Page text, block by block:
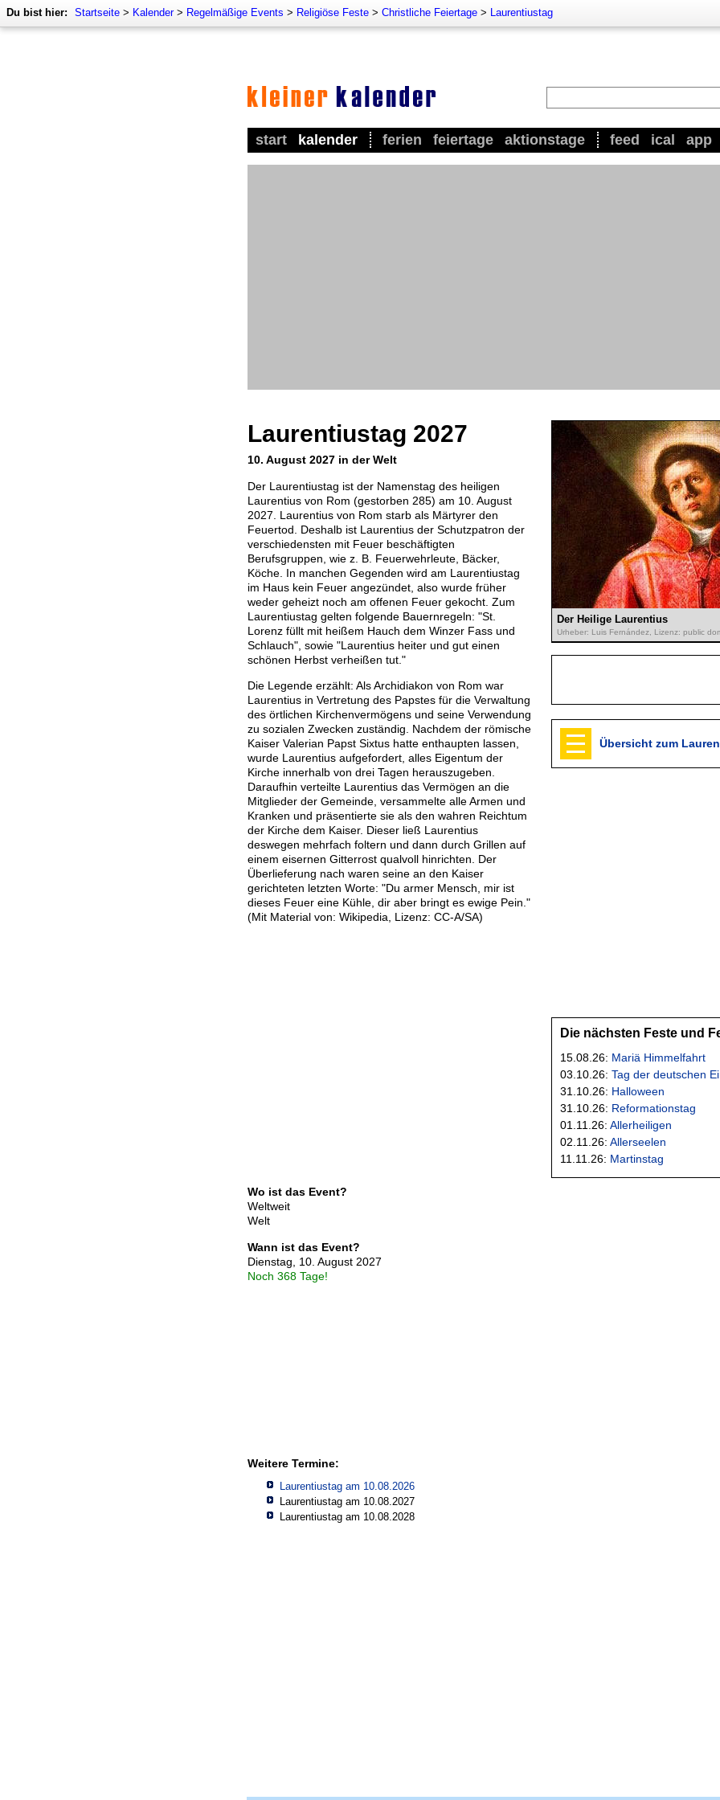
Du bist hier: Startseite > Kalender> Regelmäßige Events > Religiöse Feste > Christliche Feiertage > Laurentiustag
start kalender ferien feiertage aktionstage feed ical app
Laurentiustag 2027
10. August 2027 in der Welt
Der Heilige Laurentius
Urheber: Luis Fernández, Lizenz: public
Der Laurentiustag ist der Namenstag des heiligen
Laurentius von Rom (gestorben 285) am 10. August
2027. Laurentius von Rom starb als Märtyrer den
Feuertod. Deshalb ist Laurentius der Schutzpatron der
verschiedensten mit Feuer beschäftigten
Berufsgruppen, wie z. B. Feuerwehrleute, Bäcker,
Köche. In manchen Gegenden wird am Laurentiustag
im Haus kein Feuer angezündet, also wurde früher
weder geheizt noch am offenen Feuer gekocht. Zum
Laurentiustag gelten folgende Bauernregeln: "St.
Lorenz füllt mit heißem Hauch dem Winzer Fass und
Schlauch", sowie "Laurentius heiter und gut einen
schönen Herbst verheißen tut."
Die Legende erzählt: Als Archidiakon von Rom war
Laurentius in Vertretung des Papstes für die Verwaltung
des örtlichen Kirchenvermögens und seine Verwendung
zu sozialen Zwecken zuständig. Nachdem der römische
Kaiser Valerian Papst Sixtus hatte enthaupten lassen,
wurde Laurentius aufgefordert, alles Eigentum der
Kirche innerhalb von drei Tagen herauszugeben.
Daraufhin verteilte Laurentius das Vermögen an die
Mitglieder der Gemeinde, versammelte alle Armen und
Kranken und präsentierte sie als den wahren Reichtum
der Kirche dem Kaiser. Dieser ließ Laurentius
deswegen mehrfach foltern und dann durch Grillen auf
einem eisernen Gitterrost qualvoll hinrichten. Der
Überlieferung nach waren seine an den Kaiser
gerichteten letzten Worte: "Du armer Mensch, mir ist
dieses Feuer eine Kühle, dir aber bringt es ewige Pein."
(Mit Material von: Wikipedia, Lizenz: CC-A/SA)
Wo ist das Event?
Weltweit
Welt
Wann ist das Event?
Dienstag, 10. August 2027
Noch 368 Tage!
Weitere Termine:
Laurentiustag am 10.08.2026
Laurentiustag am 10.08.2027
Laurentiustag am 10.08.2028
Übersicht zum
Die nächsten Feste und
15.08.26: Mariä Himmelfahrt
03.10.26: Tag der deutschen
31.10.26: Halloween
31.10.26: Reformationstag
01.11.26: Allerheiligen
02.11.26: Allerseelen
11.11.26: Martinstag